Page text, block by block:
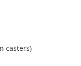
casters)